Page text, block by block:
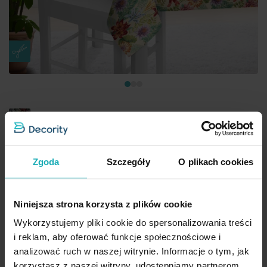
Zgoda Szczegóły O plikach cookies
Niniejsza strona korzysta z plików cookie
Wykorzystujemy pliki cookie do spersonalizowania treści
i reklam, aby oferować funkcje społecznościowe i
analizować ruch w naszej witrynie. Informacje o tym, jak
Obrus na wymiar beżowo czerwony z tkaniny gobelinowej w
kwiatowy wzór, zawiera 20% bawełny
195,00 zł
Wybierz rozmiar